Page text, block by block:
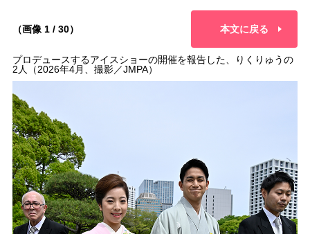
（画像 1 / 30） 本文に戻る
プロデュースするアイスショーの開催を報告した、りくりゅうの
2人（2026年4月、撮影／JMPA）